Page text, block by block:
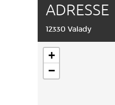
ADRESSE
12330 Valady
+
−